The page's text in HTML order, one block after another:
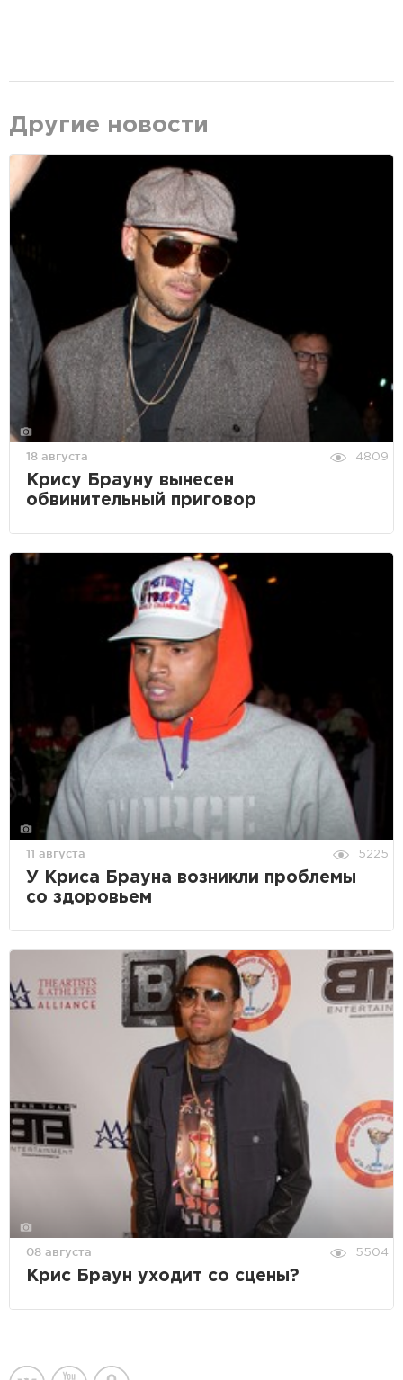
Другие новости
18 августа 4809
Крису Брауну вынесен
обвинительный приговор
11 августа 5225
У Криса Брауна возникли проблемы
со здоровьем
08 августа 5504
Крис Браун уходит со сцены?